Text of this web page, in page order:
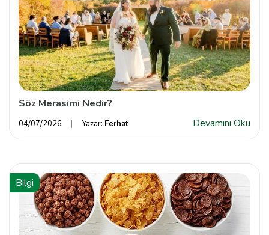
Söz Merasimi Nedir?
04/07/2026 Yazar: Ferhat Devamını Oku
Bilgi